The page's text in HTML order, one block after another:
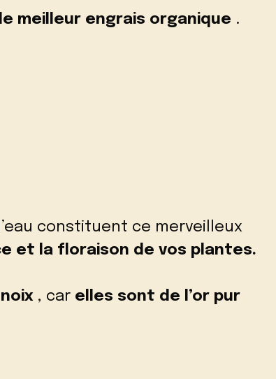
le meilleur engrais organique .
constituent ce merveilleux
et la floraison de vos plantes.
, car elles sont de l’or pur